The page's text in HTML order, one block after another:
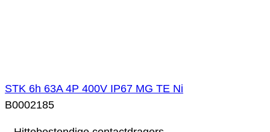
STK 6h 63A 4P 400V IP67 MG TE Ni
B0002185